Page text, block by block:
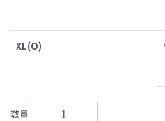
XL(O)
数量